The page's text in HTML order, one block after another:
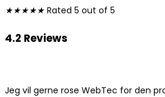
★★★★★ Rated 5 out of 5
4.2 Reviews
Jeg vil gerne rose WebTec for den